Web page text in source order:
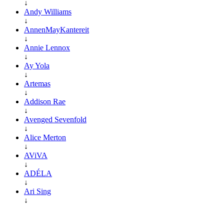
↓
Andy Williams
↓
AnnenMayKantereit
↓
Annie Lennox
↓
Ay Yola
↓
Artemas
↓
Addison Rae
↓
Avenged Sevenfold
↓
Alice Merton
↓
AViVA
↓
ADÉLA
↓
Ari Sing
↓